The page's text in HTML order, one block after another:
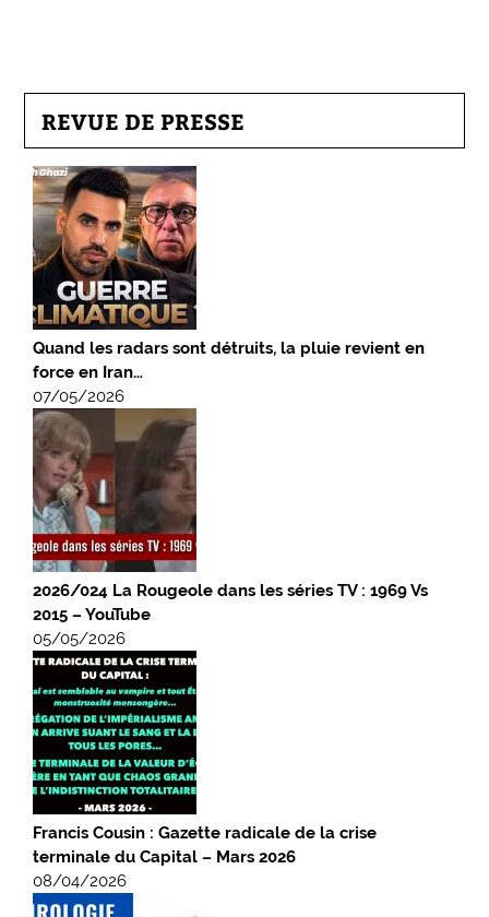
REVUE DE PRESSE
Quand les radars sont détruits, la pluie revient en
force en Iran…
07/05/2026
2026/024 La Rougeole dans les séries TV : 1969 Vs
2015 – YouTube
05/05/2026
Francis Cousin : Gazette radicale de la crise
terminale du Capital – Mars 2026
08/04/2026